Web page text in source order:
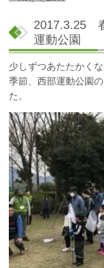
2017.3.25
運動公園
少しずつあたたかく
季節、西部運動公園
た。